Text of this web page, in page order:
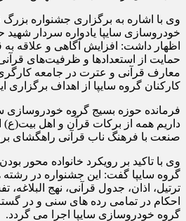
وی با اشاره به برگزاری جشنواره
خودروسازی سایپا یادواره سردار
اظهار داشت: افزایش آگاهی و علاقه
حمایت از استعدادها و ظرفیت‌های
معارف قرآنی و عترت در جامعه
کارکنان گروه سایپا از اهداف
فرمانده حوزه بسیج گروه خودروسازی
داریم همه از برکات قرآن و اهل
صنعت با فرهنگ ناب قرآنی راهگشای
وی با تاکید بر رویکرد خانواده محور
گروه سایپا گفت: این جشنواره در
ترتیل، اذان، جدول قرآنی، نهج
احکام در تمامی رده های سنی و در
گروه خودروسازی سایپا اجرا می گردد.